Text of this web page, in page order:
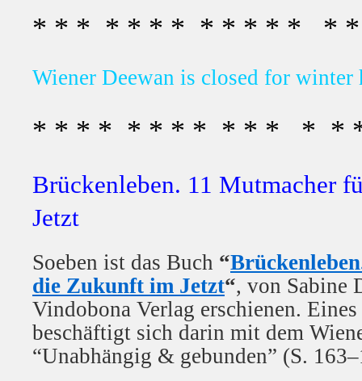
* * * * * * * * * * * * *
Wiener Deewan is closed for winter
* * * * * * * * * * * * *
Brückenleben. 11 Mutmacher
Jetzt
Soeben ist das Buch “
die Zukunft im Jetzt“, von Sabine
Vindobona Verlag erschienen.
beschäftigt sich darin mit dem
“Unabhängig & gebunden” (S.